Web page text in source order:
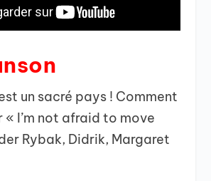
un sacré pays ! Comment
« I’m not afraid to move
Rybak, Didrik, Margaret